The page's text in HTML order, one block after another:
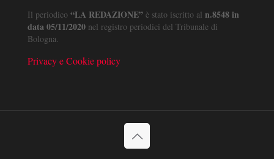
Il periodico “LA REDAZIONE” è stato iscritto al n.8548 in
data 05/11/2020 nel registro periodici del Tribunale di
Bologna.
Privacy e Cookie policy